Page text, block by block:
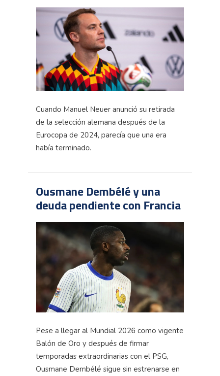
Cuando Manuel Neuer anunció su retirada
de la selección alemana después de la
Eurocopa de 2024, parecía que una era
había terminado.
Ousmane Dembélé y una
deuda pendiente con Francia
Pese a llegar al Mundial 2026 como vigente
Balón de Oro y después de firmar
temporadas extraordinarias con el PSG,
Ousmane Dembélé sigue sin estrenarse en